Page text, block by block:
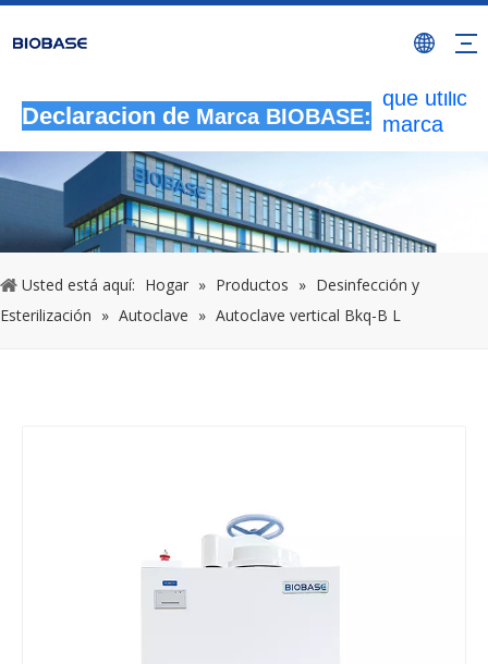
Declaracion de Marca BIOBASE:
Todas las
que
marca
una
legal.
Usted está aquí: Hogar » Productos » Desinfección y
Esterilización » Autoclave » Autoclave vertical Bkq-B L